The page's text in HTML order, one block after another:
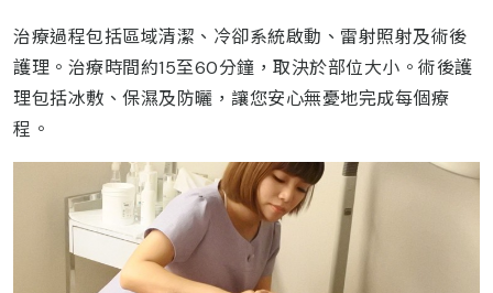
治療過程包括區域清潔、冷卻系統啟動、雷射照射及術後
護理。治療時間約15至60分鐘，取決於部位大小。術後護
理包括冰敷、保濕及防曬，讓您安心無憂地完成每個療
程。